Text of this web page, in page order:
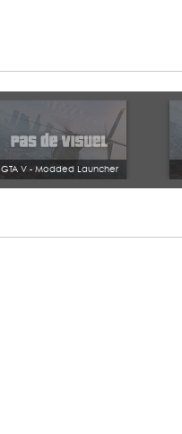
GTA V - Modded Launcher